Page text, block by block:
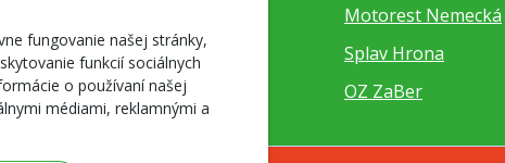
fungovanie našej stránky,
funkcií sociálnych
o používaní našej
médiami, reklamnými a
Motorest Nemecká
Splav Hrona
OZ ZaBer